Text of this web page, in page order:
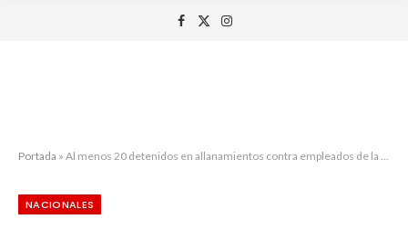
Facebook
X
Instagram
Portada » Al menos 20 detenidos en allanamientos contra empleados de la Procuraduría
NACIONALES